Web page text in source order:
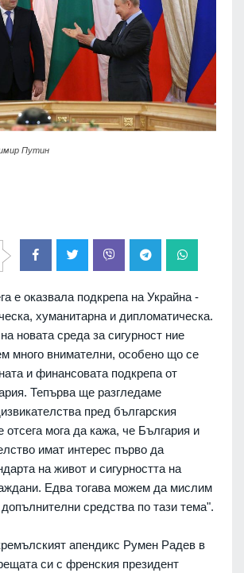
Путин
е оказвала подкрепа на Украйна -
хуманитарна и дипломатическа.
новата среда за сигурност ние
много внимателни, особено що се
и финансовата подкрепа от
Тепърва ще разгледаме
пред българския
мога да кажа, че България и
имат интерес първо да
на живот и сигурността на
Едва тогава можем да мислим
средства по тази тема".
апендикс Румен Радев в
си с френския президент